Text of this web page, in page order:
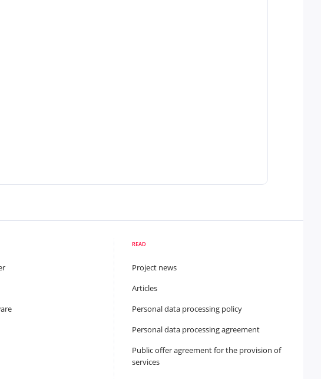
READ
Project news
Articles
Personal data processing policy
Personal data processing agreement
Public offer agreement for the provision of
services